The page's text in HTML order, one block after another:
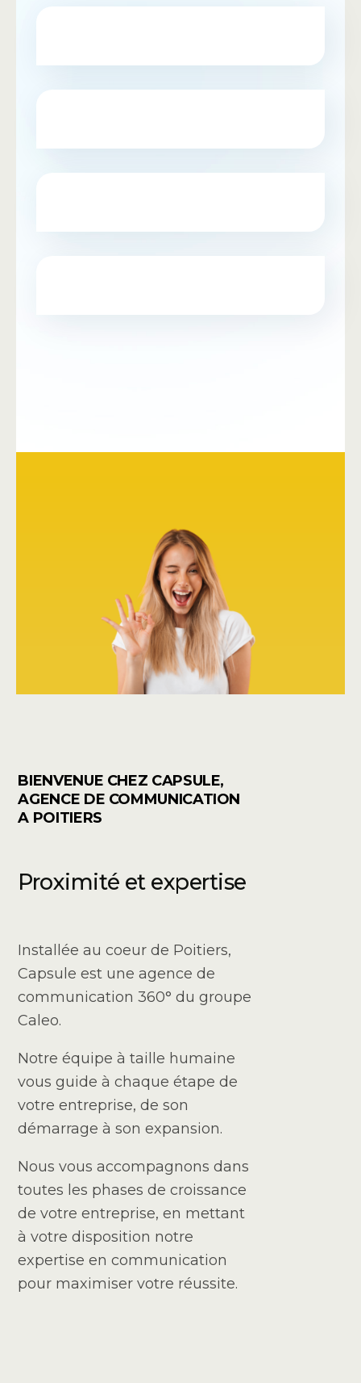
BIENVENUE CHEZ CAPSULE,
AGENCE DE COMMUNICATION
A POITIERS
Proximité et expertise
Installée au coeur de Poitiers,
Capsule est une agence de
communication 360° du groupe
Caleo.
Notre équipe à taille humaine
vous guide à chaque étape de
votre entreprise, de son
démarrage à son expansion.
Nous vous accompagnons dans
toutes les phases de croissance
de votre entreprise, en mettant
à votre disposition notre
expertise en communication
pour maximiser votre réussite.